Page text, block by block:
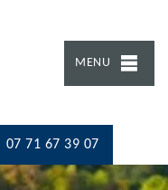
MENU
07 71 67 39 07